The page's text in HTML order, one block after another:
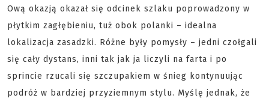
Ową okazją okazał się odcinek szlaku poprowadzony w
płytkim zagłębieniu, tuż obok polanki – idealna
lokalizacja zasadzki. Różne były pomysły – jedni czołgali
się cały dystans, inni tak jak ja liczyli na farta i po
sprincie rzucali się szczupakiem w śnieg kontynuując
podróż w bardziej przyziemnym stylu. Myślę jednak, że